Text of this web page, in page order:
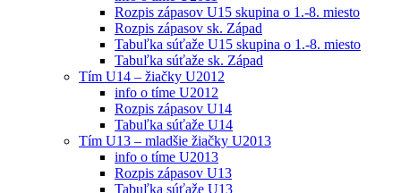
Rozpis zápasov U15 skupina o 1.-8. miesto
Rozpis zápasov sk. Západ
Tabuľka súťaže U15 skupina o 1.-8. miesto
Tabuľka súťaže sk. Západ
Tím U14 – žiačky U2012
info o tíme U2012
Rozpis zápasov U14
Tabuľka súťaže U14
Tím U13 – mladšie žiačky U2013
info o tíme U2013
Rozpis zápasov U13
Tabuľka súťaže U13